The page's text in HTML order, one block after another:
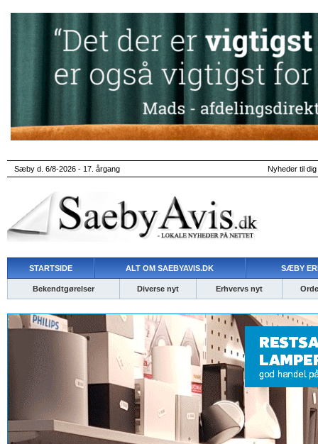
Sæby d. 6/8-2026 - 17. årgang Nyheder til
STARTSIDE ALT OM SAEBYAVIS.DK SÆBY
Bekendtgørelser Diverse nyt Erhvervs nyt